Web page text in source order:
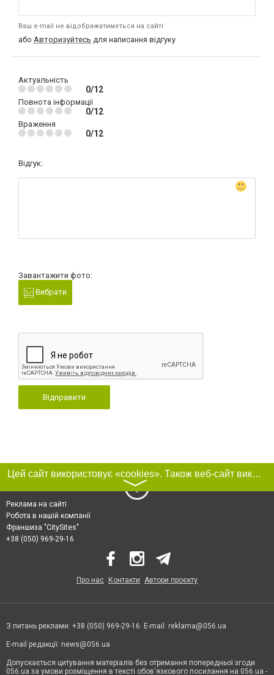
Ваш e-mail не відображатиметься на сайті
або Авторизуйтесь для написання відгуку
Актуальність
0/12
Повнота інформації
0/12
Враження
0/12
Відгук:
Завантажити фото:
Вибрати
Відправити
Цей сайт використовує «cookies». Також веб-сайт використовує інтернет-сервіс для збору технічних даних стосовно відвідувачів з метою отримання маркетингової та статистичної інформації. Умови обробки даних відвідувачів сайту див.
〉
Реклама на сайті
Робота в нашій компанії
Франшиза "CitySites"
+38 (050) 969-29-16
Про нас Контакти Автори проєкту
З питань реклами: +38 (050) 969-29-16. E-mail: reklama@056.ua
E-mail редакції: news@056.ua
Допускається цитування матеріалів без отримання попередньої згоди
056.ua за умови розміщення в тексті обов'язкового посилання на 056.ua -